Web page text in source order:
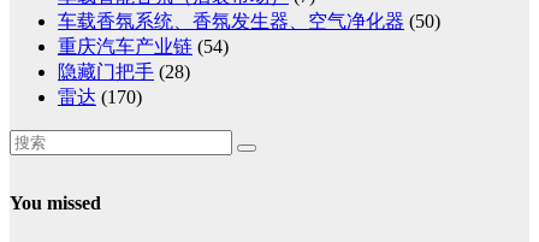
车载香氛系统、香氛发生器、空气净化器 (50)
重庆汽车产业链 (54)
隐藏门把手 (28)
雷达 (170)
You missed